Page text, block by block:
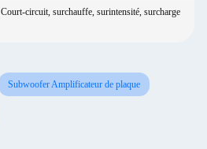
Court-circuit, surchauffe, surintensité, surcharge
Subwoofer Amplificateur de plaque